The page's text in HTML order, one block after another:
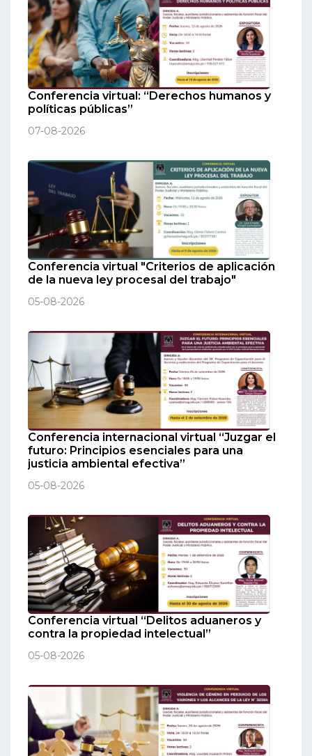
Conferencia virtual: “Derechos humanos y
políticas públicas”
07-08-2026
Conferencia virtual "Criterios de aplicación
de la nueva ley procesal del trabajo"
05-08-2026
Conferencia internacional virtual “Juzgar el
futuro: Principios esenciales para una
justicia ambiental efectiva”
05-08-2026
Conferencia virtual “Delitos aduaneros y
contra la propiedad intelectual”
05-08-2026